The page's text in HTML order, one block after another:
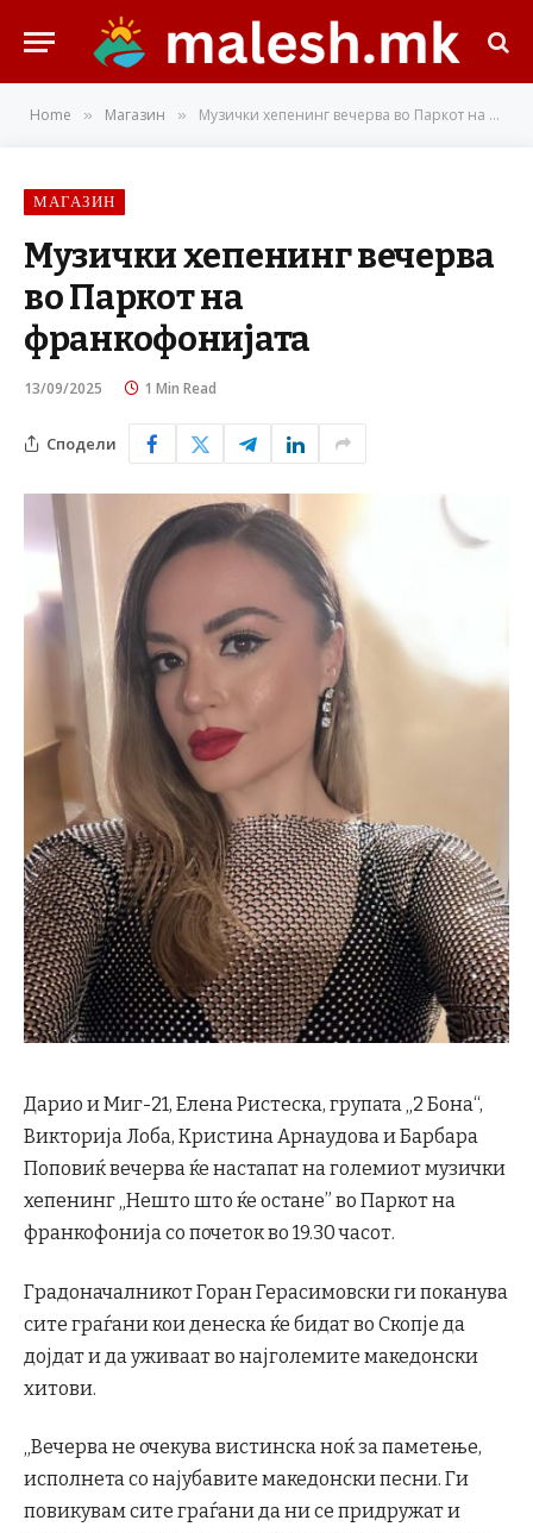
Home » Магазин » Mузички хепенинг вечерва во Паркот на франкофонијата
МАГАЗИН
Mузички хепенинг вечерва
во Паркот на
франкофонијата
13/09/2025 1 Min Read
Сподели
Дарио и Миг-21, Елена Ристеска, групата „2 Бона“,
Викторија Лоба, Кристина Арнаудова и Барбара
Поповиќ вечерва ќе настапат на големиот музички
хепенинг „Нешто што ќе остане” во Паркот на
франкофонија со почеток во 19.30 часот.
Градоначалникот Горан Герасимовски ги поканува
сите граѓани кои денеска ќе бидат во Скопје да
дојдат и да уживаат во најголемите македонски
хитови.
„Вечерва не очекува вистинска ноќ за паметење,
исполнета со најубавите македонски песни. Ги
повикувам сите граѓани да ни се придружат и